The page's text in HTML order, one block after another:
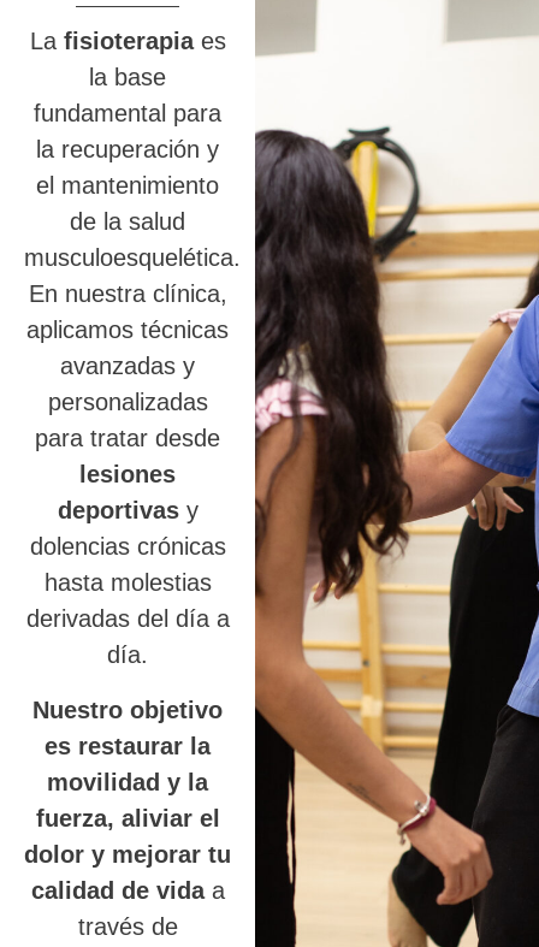
La fisioterapiaes
la base
fundamental para
la recuperación y
el mantenimiento
de la salud
musculoesquelética.
En nuestra clínica,
aplicamos técnicas
avanzadas y
personalizadas
para tratar desde
lesiones
deportivasy
dolencias crónicas
hasta molestias
derivadas del día a
día.
Nuestro objetivo
es restaurar la
movilidad y la
fuerza, aliviar el
dolor y mejorar tu
calidad de vidaa
través de